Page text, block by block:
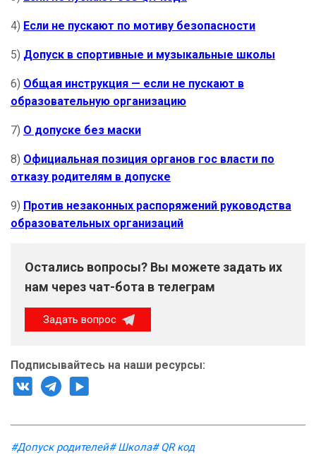
4) Если не пускают по мотиву безопасности
5) Допуск в спортивные и музыкальные школы
6) Общая инструкция — если не пускают в
образовательную организацию
7) О допуске без маски
8) Официальная позиция органов гос власти по
отказу родителям в допуске
9) Против незаконных распоряжений руководства
образовательных организаций
Остались вопросы? Вы можете задать их
нам через чат-бота в телеграм
Задать вопрос
Подписывайтесь на наши ресурсы:
#Допуск родителей# Школа# QR код